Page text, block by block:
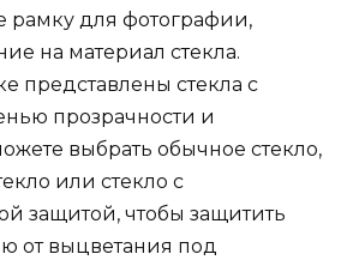
рамку для фотографии,
на материал стекла.
представлены стекла с
прозрачности и
выбрать обычное стекло,
или стекло с
защитой, чтобы защитить
от выцветания под